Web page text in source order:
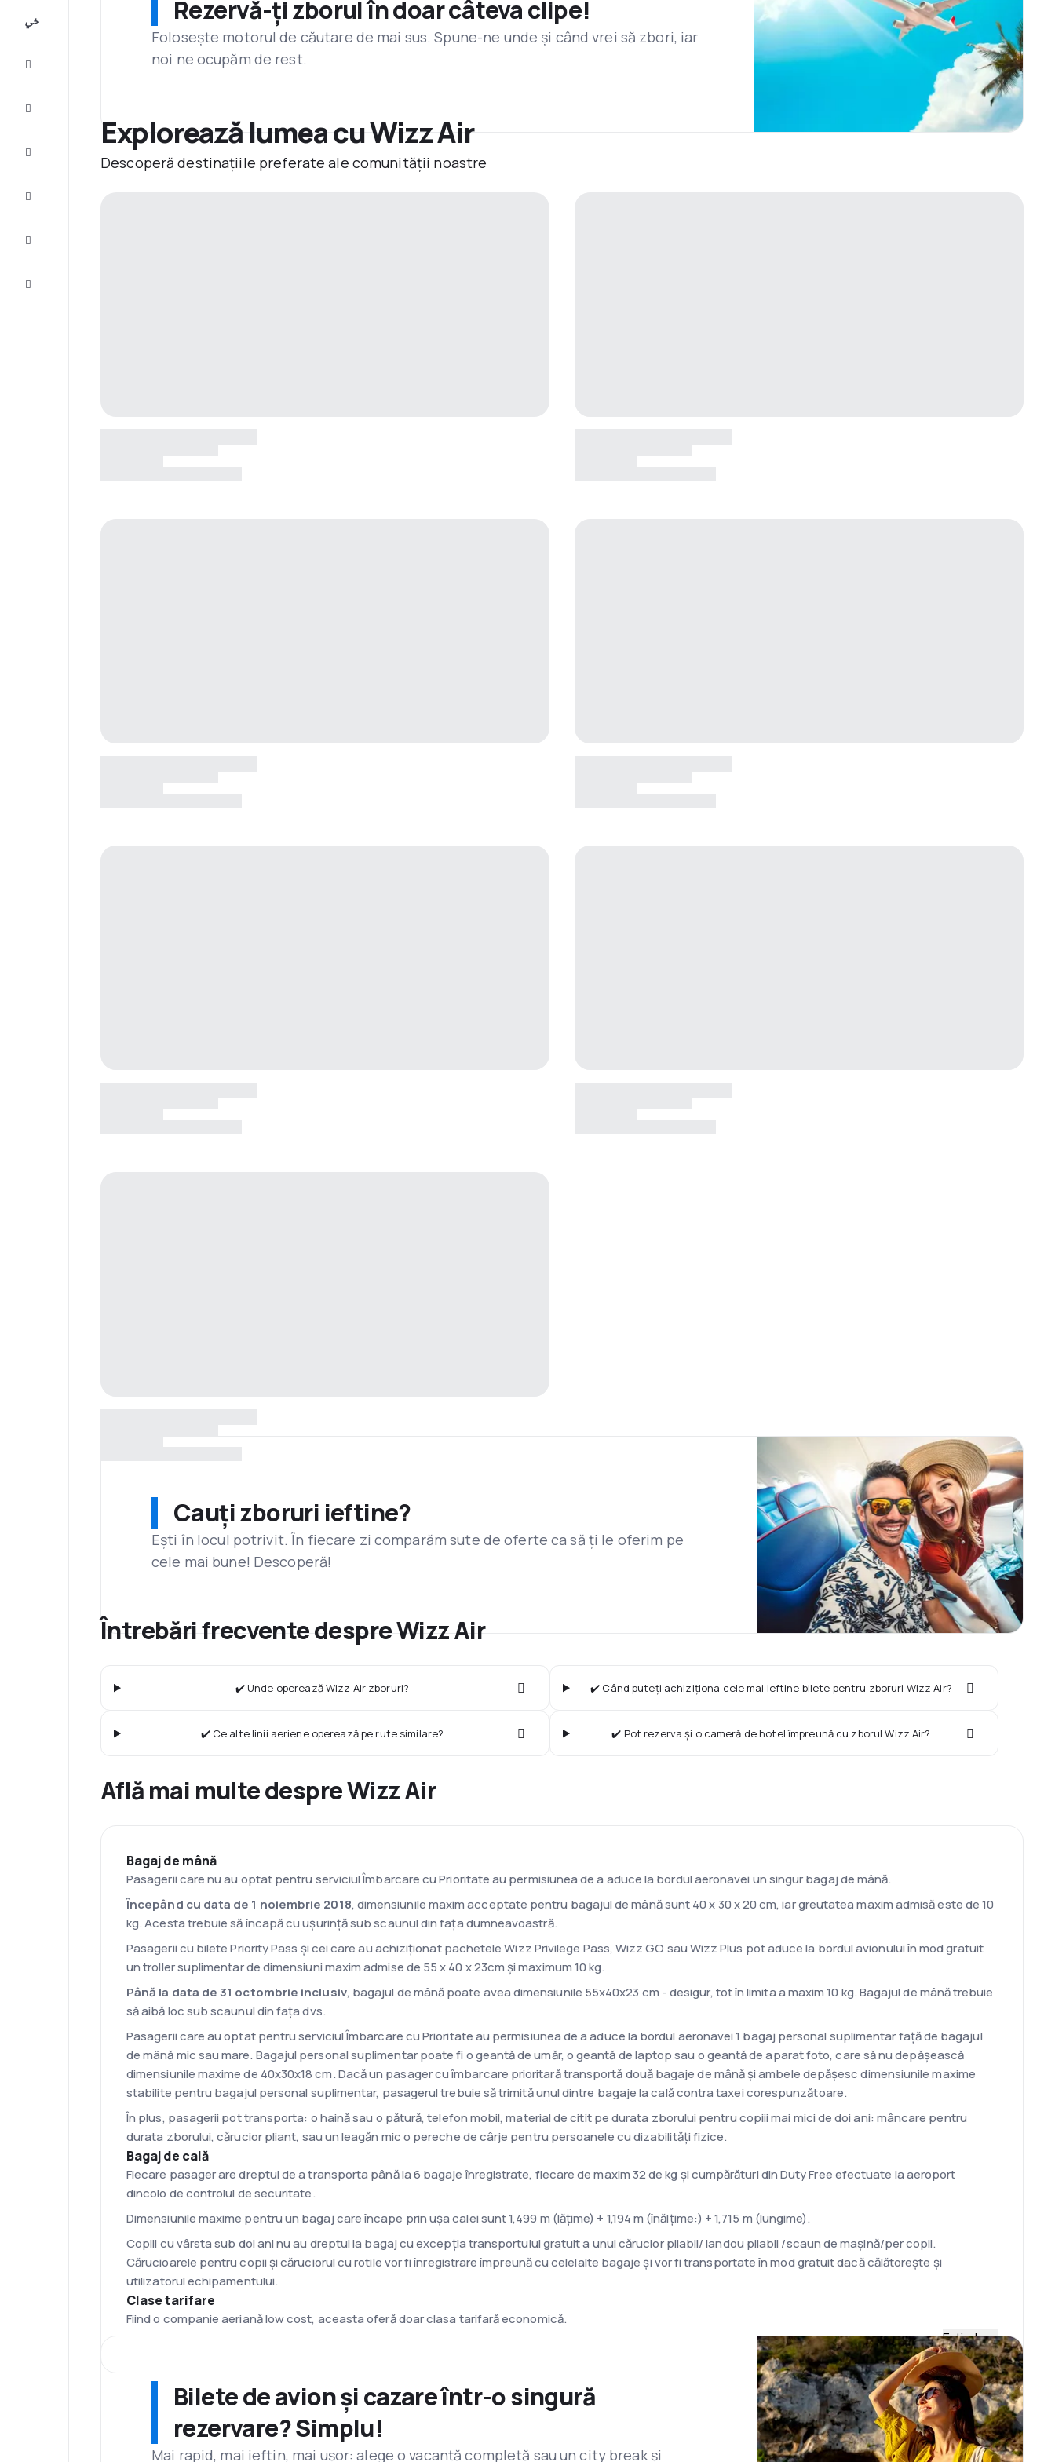
Rezervă-ți zborul în doar câteva clipe!
Folosește motorul de căutare de mai sus. Spune-ne unde și când vrei să zbori, iar
noi ne ocupăm de rest.
Explorează lumea cu Wizz Air
Descoperă destinațiile preferate ale comunității noastre
Cauți zboruri ieftine?
Ești în locul potrivit. În fiecare zi comparăm sute de oferte ca să ți le oferim pe
cele mai bune! Descoperă!
Întrebări frecvente despre Wizz Air
✔️ Unde operează Wizz Air zboruri? ✔️ Când puteți achiziționa cele mai ieftine bilete pentru zboruri Wizz Air?
✔️ Ce alte linii aeriene operează pe rute similare? ✔️ Pot rezerva și o cameră de hotel împreună cu zborul Wizz Air?
Află mai multe despre Wizz Air
Bagaj de mână
Pasagerii care nu au optat pentru serviciul Îmbarcare cu Prioritate au permisiunea de a aduce la bordul aeronavei un singur bagaj de mână.
Începând cu data de 1 noiembrie 2018, dimensiunile maxim acceptate pentru bagajul de mână sunt 40 x 30 x 20 cm, iar greutatea maxim admisă este de 10
kg. Acesta trebuie să încapă cu ușurință sub scaunul din fața dumneavoastră.
Pasagerii cu bilete Priority Pass și cei care au achiziționat pachetele Wizz Privilege Pass, Wizz GO sau Wizz Plus pot aduce la bordul avionului în mod gratuit
un troller suplimentar de dimensiuni maxim admise de 55 x 40 x 23cm și maximum 10 kg.
Până la data de 31 octombrie inclusiv, bagajul de mână poate avea dimensiunile 55x40x23 cm - desigur, tot în limita a maxim 10 kg. Bagajul de mână trebuie
să aibă loc sub scaunul din faţa dvs.
Pasagerii care au optat pentru serviciul Îmbarcare cu Prioritate au permisiunea de a aduce la bordul aeronavei 1 bagaj personal suplimentar față de bagajul
de mână mic sau mare. Bagajul personal suplimentar poate fi o geantă de umăr, o geantă de laptop sau o geantă de aparat foto, care să nu depășească
dimensiunile maxime de 40x30x18 cm. Dacă un pasager cu îmbarcare prioritară transportă două bagaje de mână și ambele depășesc dimensiunile maxime
stabilite pentru bagajul personal suplimentar, pasagerul trebuie să trimită unul dintre bagaje la cală contra taxei corespunzătoare.
În plus, pasagerii pot transporta: o haină sau o pătură, telefon mobil, material de citit pe durata zborului pentru copiii mai mici de doi ani: mâncare pentru
durata zborului, cărucior pliant, sau un leagăn mic o pereche de cârje pentru persoanele cu dizabilităţi fizice.
Bagaj de cală
Fiecare pasager are dreptul de a transporta până la 6 bagaje înregistrate, fiecare de maxim 32 de kg și cumpărături din Duty Free efectuate la aeroport
dincolo de controlul de securitate.
Dimensiunile maxime pentru un bagaj care încape prin uşa calei sunt 1,499 m (lățime) + 1,194 m (înălţime:) + 1,715 m (lungime).
Copiii cu vârsta sub doi ani nu au dreptul la bagaj cu excepția transportului gratuit a unui cărucior pliabil/ landou pliabil /scaun de mașină/per copil.
Cărucioarele pentru copii și căruciorul cu rotile vor fi înregistrare împreună cu celelalte bagaje și vor fi transportate în mod gratuit dacă călătorește și
utilizatorul echipamentului.
Clase tarifare
Fiind o companie aeriană low cost, aceasta oferă doar clasa tarifară economică.
După efectuarea procedurilor, cartea de îmbarcare (boarding pass) trebuie printată și prezentată la poarta de îmbarcare împreună cu documentele de
călătorie – pașaport/carte de identitate (aceleași documente de călătorie folosite la check-in-ul online). În cazul în care nu se efectuează check-in-ul online,
se va aplica o taxă de check-in la aeroport.
Procedura de check-in online este disponibilă de la 30 de zile și până la 3 ore înainte de ora de decolare programată a zborului.
Pasagerii care dețin bagaje la cală trebuie să se prezinte la biroul de predare a bagajelor cu cel puțin 40 de minute înainte de decolarea zborului. Pasagerii
Extinde
Bilete de avion și cazare într-o singură
rezervare? Simplu!
Mai rapid, mai ieftin, mai ușor: alege o vacanță completă sau un city break și